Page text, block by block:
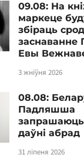
09.08: На
маркеце
збіраць
заснаванне
Евы
3 жніўня 2026
08.08:
Падляшша
запрашаюць
даўні абрад
31 ліпеня 2026